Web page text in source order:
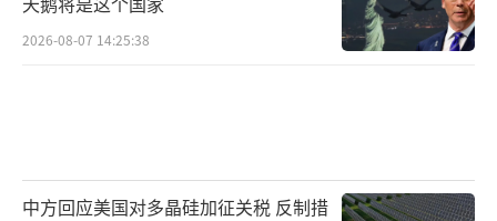
2026-08-07 14:25:38
中方回应美国对多晶硅加征关税 反制措